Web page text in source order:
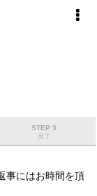
STEP 3
完了
事にはお時間を頂